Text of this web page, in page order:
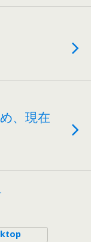
、現在